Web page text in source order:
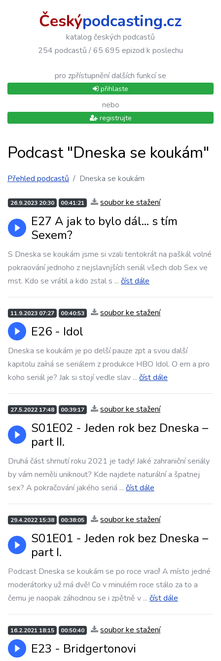
Českýpodcasting.cz
katalog českých podcastů
254 podcastů / 65 695 epizod k poslechu
pro zpřístupnění dalších funkcí se
přihlaste
nebo
registrujte
Podcast "Dneska se koukám"
Přehled podcastů Dneska se koukám
26.9.2023 20:30 00:41:21 soubor ke stažení
E27 A jak to bylo dál... s tím
Sexem?
S Dneska se koukám jsme si vzali tentokrát na paškál volné
pokraování jednoho z nejslavnjších seriál všech dob Sex ve
mst. Kdo se vrátil a kdo zstal s ... číst dále
11.9.2023 07:27 00:40:53 soubor ke stažení
E26 - Idol
Dneska se koukám je po delší pauze zpt a svou další
kapitolu zaíná se seriálem z produkce HBO Idol. O em a pro
koho seriál je? Jak si stojí vedle slav ... číst dále
27.5.2022 17:48 00:39:17 soubor ke stažení
S01E02 - Jeden rok bez Dneska –
part II.
Druhá část shrnutí roku 2021 je tady! Jaké zahraniční seriály
by vám neměli uniknout? Kde najdete naturální a špatnej
sex? A pokračování jakého seriá ... číst dále
29.4.2022 15:38 00:38:05 soubor ke stažení
S01E01 - Jeden rok bez Dneska –
part I.
Podcast Dneska se koukám se po roce vrací! A místo jedné
moderátorky už má dvě! Co v minulém roce stálo za to a
čemu je naopak záhodnou se i zpětně v ... číst dále
16.2.2021 18:15 00:50:40 soubor ke stažení
E23 - Bridgertonovi